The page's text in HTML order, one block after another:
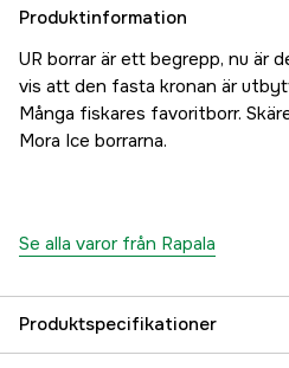
Produktinformation
UR borrar är ett begrepp, nu är
vis att den fasta kronan är
Många fiskares favoritborr.
Mora Ice borrarna.
Se alla varor från Rapala
Produktspecifikationer